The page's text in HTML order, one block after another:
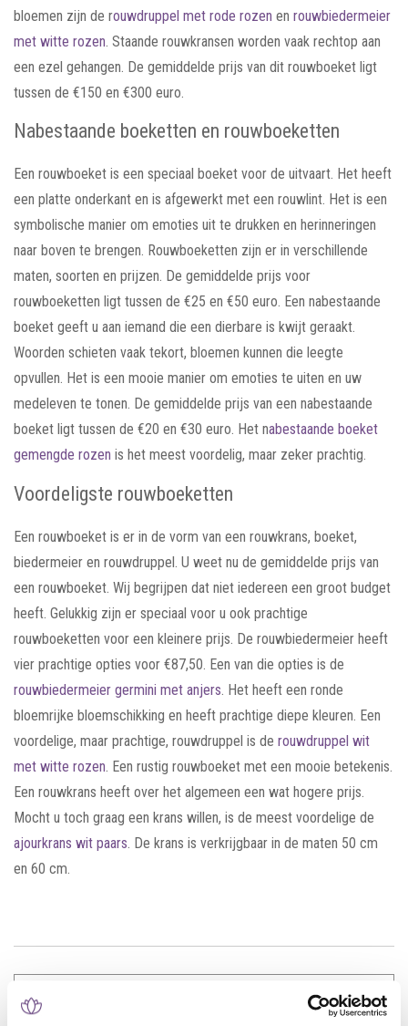
bloemen zijn de rouwdruppel met rode rozen en rouwbiedermeier
met witte rozen. Staande rouwkransen worden vaak rechtop aan
een ezel gehangen. De gemiddelde prijs van dit rouwboeket ligt
tussen de €150 en €300 euro.
Nabestaande boeketten en rouwboeketten
Een rouwboeket is een speciaal boeket voor de uitvaart. Het heeft
een platte onderkant en is afgewerkt met een rouwlint. Het is een
symbolische manier om emoties uit te drukken en herinneringen
naar boven te brengen. Rouwboeketten zijn er in verschillende
maten, soorten en prijzen. De gemiddelde prijs voor
rouwboeketten ligt tussen de €25 en €50 euro. Een nabestaande
boeket geeft u aan iemand die een dierbare is kwijt geraakt.
Woorden schieten vaak tekort, bloemen kunnen die leegte
opvullen. Het is een mooie manier om emoties te uiten en uw
medeleven te tonen. De gemiddelde prijs van een nabestaande
boeket ligt tussen de €20 en €30 euro. Het nabestaande boeket
gemengde rozen is het meest voordelig, maar zeker prachtig.
Voordeligste rouwboeketten
Een rouwboeket is er in de vorm van een rouwkrans, boeket,
biedermeier en rouwdruppel. U weet nu de gemiddelde prijs van
een rouwboeket. Wij begrijpen dat niet iedereen een groot budget
heeft. Gelukkig zijn er speciaal voor u ook prachtige
rouwboeketten voor een kleinere prijs. De rouwbiedermeier heeft
vier prachtige opties voor €87,50. Een van die opties is de
rouwbiedermeier germini met anjers. Het heeft een ronde
bloemrijke bloemschikking en heeft prachtige diepe kleuren. Een
voordelige, maar prachtige, rouwdruppel is de rouwdruppel wit
met witte rozen. Een rustig rouwboeket met een mooie betekenis.
Een rouwkrans heeft over het algemeen een wat hogere prijs.
Mocht u toch graag een krans willen, is de meest voordelige de
ajourkrans wit paars. De krans is verkrijgbaar in de maten 50 cm
en 60 cm.